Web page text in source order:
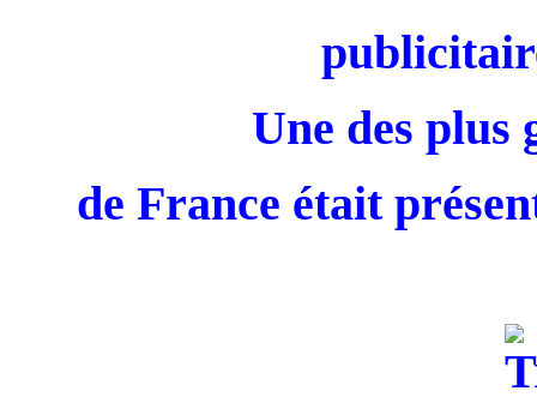
Une des plus
de France était